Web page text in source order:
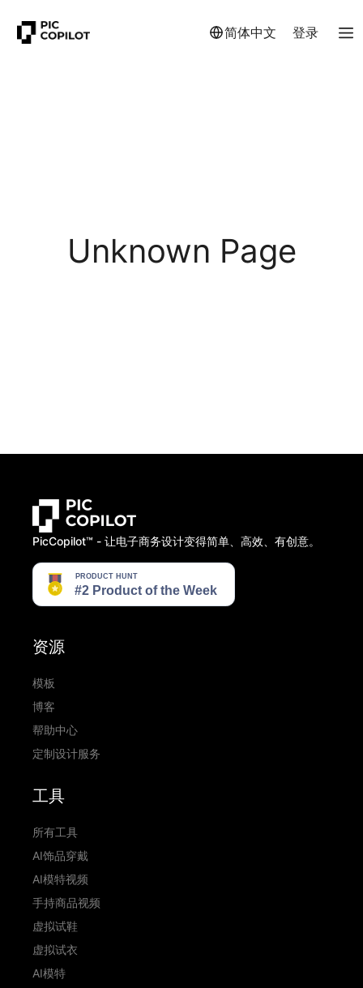
简体中文 登录
Unknown Page
PicCopilot™️ - 让电子商务设计变得简单、高效、有创意。
资源
模板
博客
帮助中心
定制设计服务
工具
所有工具
AI饰品穿戴
AI模特视频
手持商品视频
虚拟试鞋
虚拟试衣
AI模特